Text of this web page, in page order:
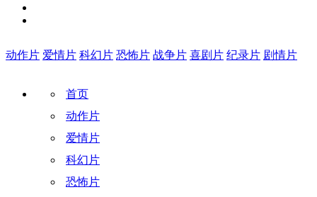
动作片 爱情片 科幻片 恐怖片 战争片 喜剧片 纪录片 剧情片
首页
动作片
爱情片
科幻片
恐怖片